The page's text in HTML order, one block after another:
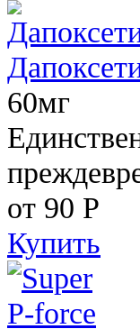
60мг
от 90 Р
Купить